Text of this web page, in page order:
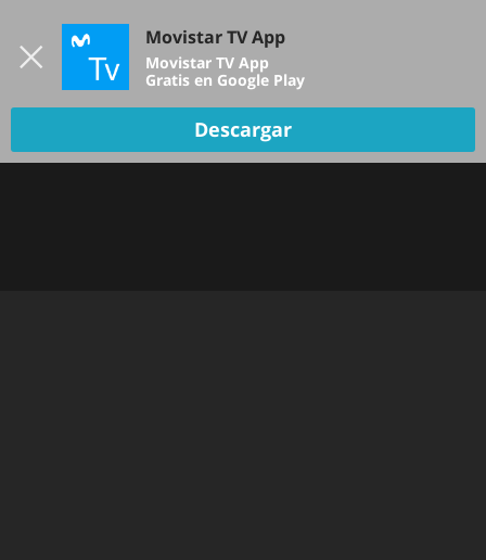
TV EN VIVO
Movistar TV App
Movistar TV App
Gratis en Google Play
Descargar